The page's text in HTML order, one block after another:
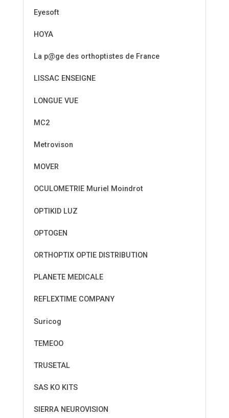
Eyesoft
HOYA
La p@ge des orthoptistes de France
LISSAC ENSEIGNE
LONGUE VUE
MC2
Metrovison
MOVER
OCULOMETRIE Muriel Moindrot
OPTIKID LUZ
OPTOGEN
ORTHOPTIX OPTIE DISTRIBUTION
PLANETE MEDICALE
REFLEXTIME COMPANY
Suricog
TEMEOO
TRUSETAL
SAS KO KITS
SIERRA NEUROVISION